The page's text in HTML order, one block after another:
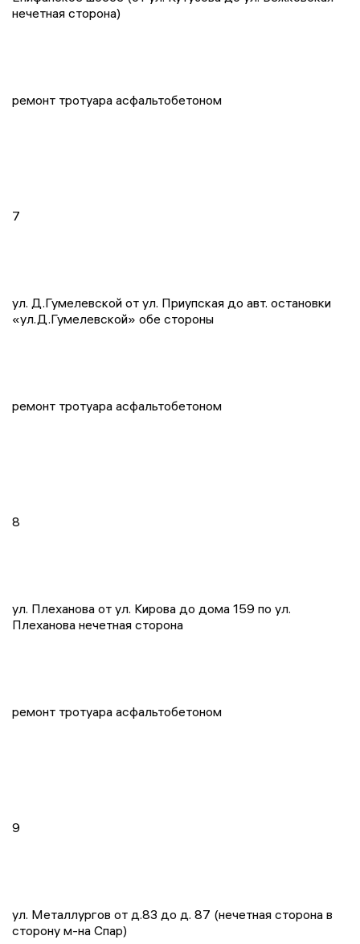
нечетная сторона)
ремонт тротуара асфальтобетоном
7
ул. Д.Гумелевской от ул. Приупская до авт. остановки
«ул.Д.Гумелевской» обе стороны
ремонт тротуара асфальтобетоном
8
ул. Плеханова от ул. Кирова до дома 159 по ул.
Плеханова нечетная сторона
ремонт тротуара асфальтобетоном
9
ул. Металлургов от д.83 до д. 87 (нечетная сторона в
сторону м-на Спар)